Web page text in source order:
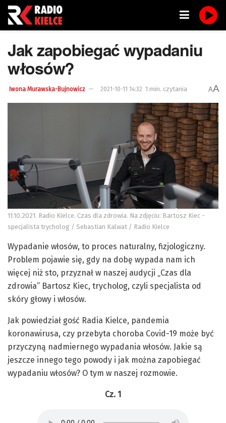
Jak zapobiegać wypadaniu
włosów?
Iwona Murawska-Bujnowicz 2021-10-11 14:32 1 min. czytania AA
11.10.2021. Radio Kielce. Czas dla zdrowia. Na zdjęciu: Bartosz Kiec -
specjalista trycholog / Sebastian Kalwat / Radio Kielce
Wypadanie włosów, to proces naturalny, fizjologiczny.
Problem pojawie się, gdy na dobę wypada nam ich
więcej niż sto, przyznał w naszej audycji „Czas dla
zdrowia” Bartosz Kiec, trycholog, czyli specjalista od
skóry głowy i włosów.
Jak powiedział gość Radia Kielce, pandemia
koronawirusa, czy przebyta choroba Covid-19 może być
przyczyną nadmiernego wypadania włosów. Jakie są
jeszcze innego tego powody i jak można zapobiegać
wypadaniu włosów? O tym w naszej rozmowie.
Cz. 1